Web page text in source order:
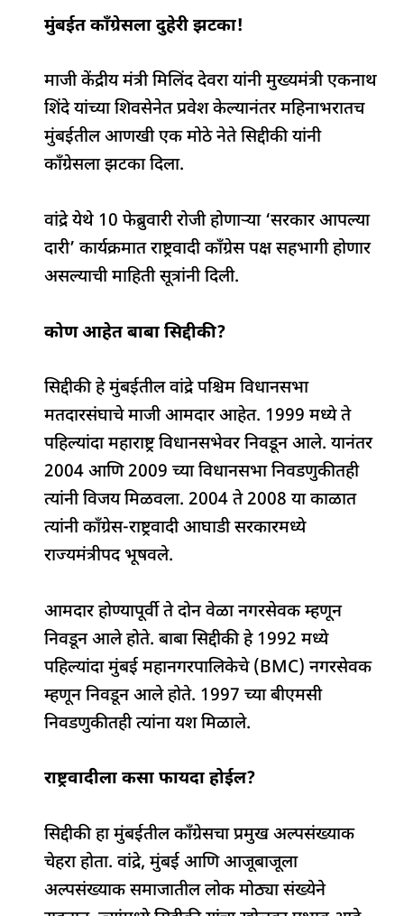
मुंबईत काँग्रेसला दुहेरी झटका!
माजी केंद्रीय मंत्री मिलिंद देवरा यांनी मुख्यमंत्री एकनाथ
शिंदे यांच्या शिवसेनेत प्रवेश केल्यानंतर महिनाभरातच
मुंबईतील आणखी एक मोठे नेते सिद्दीकी यांनी
काँग्रेसला झटका दिला.
वांद्रे येथे 10 फेब्रुवारी रोजी होणाऱ्या ‘सरकार आपल्या
दारी’ कार्यक्रमात राष्ट्रवादी काँग्रेस पक्ष सहभागी होणार
असल्याची माहिती सूत्रांनी दिली.
कोण आहेत बाबा सिद्दीकी?
सिद्दीकी हे मुंबईतील वांद्रे पश्चिम विधानसभा
मतदारसंघाचे माजी आमदार आहेत. 1999 मध्ये ते
पहिल्यांदा महाराष्ट्र विधानसभेवर निवडून आले. यानंतर
2004 आणि 2009 च्या विधानसभा निवडणुकीतही
त्यांनी विजय मिळवला. 2004 ते 2008 या काळात
त्यांनी काँग्रेस-राष्ट्रवादी आघाडी सरकारमध्ये
राज्यमंत्रीपद भूषवले.
आमदार होण्यापूर्वी ते दोन वेळा नगरसेवक म्हणून
निवडून आले होते. बाबा सिद्दीकी हे 1992 मध्ये
पहिल्यांदा मुंबई महानगरपालिकेचे (BMC) नगरसेवक
म्हणून निवडून आले होते. 1997 च्या बीएमसी
निवडणुकीतही त्यांना यश मिळाले.
राष्ट्रवादीला कसा फायदा होईल?
सिद्दीकी हा मुंबईतील काँग्रेसचा प्रमुख अल्पसंख्याक
चेहरा होता. वांद्रे, मुंबई आणि आजूबाजूला
अल्पसंख्याक समाजातील लोक मोठ्या संख्येने